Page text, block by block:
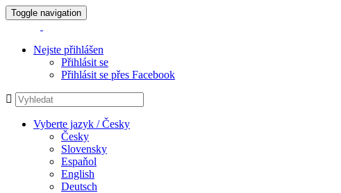
Toggle navigation
Nejste přihlášen
Přihlásit se
Přihlásit se přes Facebook
Vyberte jazyk / Česky
Česky
Slovensky
Espaňol
English
Deutsch